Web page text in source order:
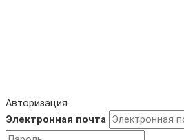
Авторизация
Электронная почта